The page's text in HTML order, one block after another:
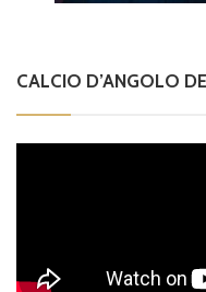
CALCIO D’ANGOLO